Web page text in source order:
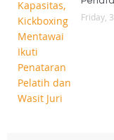
Friday,